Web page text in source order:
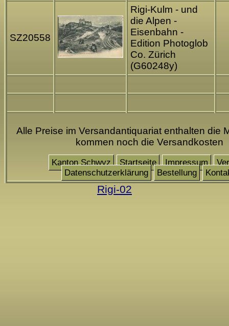
SZ20558
Rigi-Kulm - und
die Alpen -
Eisenbahn -
Edition Photoglob
Co. Zürich
(G60248y)
Alle Preise im Versandantiquariat enthalten die
kommen noch die Versandkosten
Kanton Schwyz Startseite Impressum
Datenschutzerklärung
Bestellung
Rigi-02